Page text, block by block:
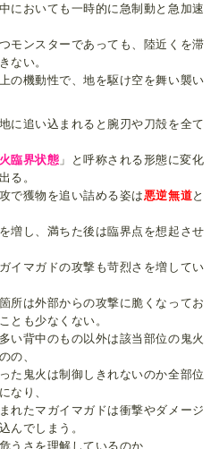
においても一時的に急制動と急加速
モンスターであっても、陸近くを滞
ない。
の機動性で、地を駆け空を舞い襲い
に追い込まれると腕刃や刀殻を全て
臨界状態 」と呼称される形態に変化
る。
で獲物を追い詰める姿は悪逆無道と
増し、満ちた後は臨界点を想起させ
イマガドの攻撃も苛烈さを増してい
所は外部からの攻撃に脆くなってお
とも少なくない。
い背中のもの以外は該当部位の鬼火
の、
た鬼火は制御しきれないのか全部位
なり、
れたマガイマガドは衝撃やダメージ
んでしまう。
うさを理解しているのか、